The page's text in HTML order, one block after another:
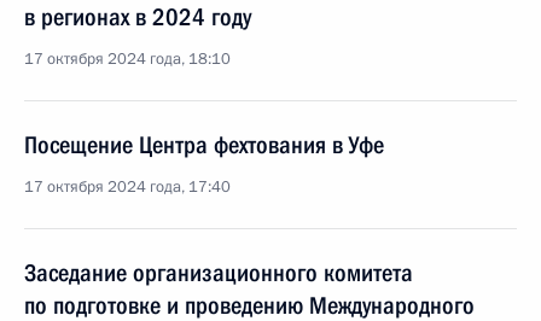
в регионах в 2024 году
17 октября 2024 года, 18:10
Посещение Центра фехтования в Уфе
17 октября 2024 года, 17:40
Заседание организационного комитета
по подготовке и проведению Международного